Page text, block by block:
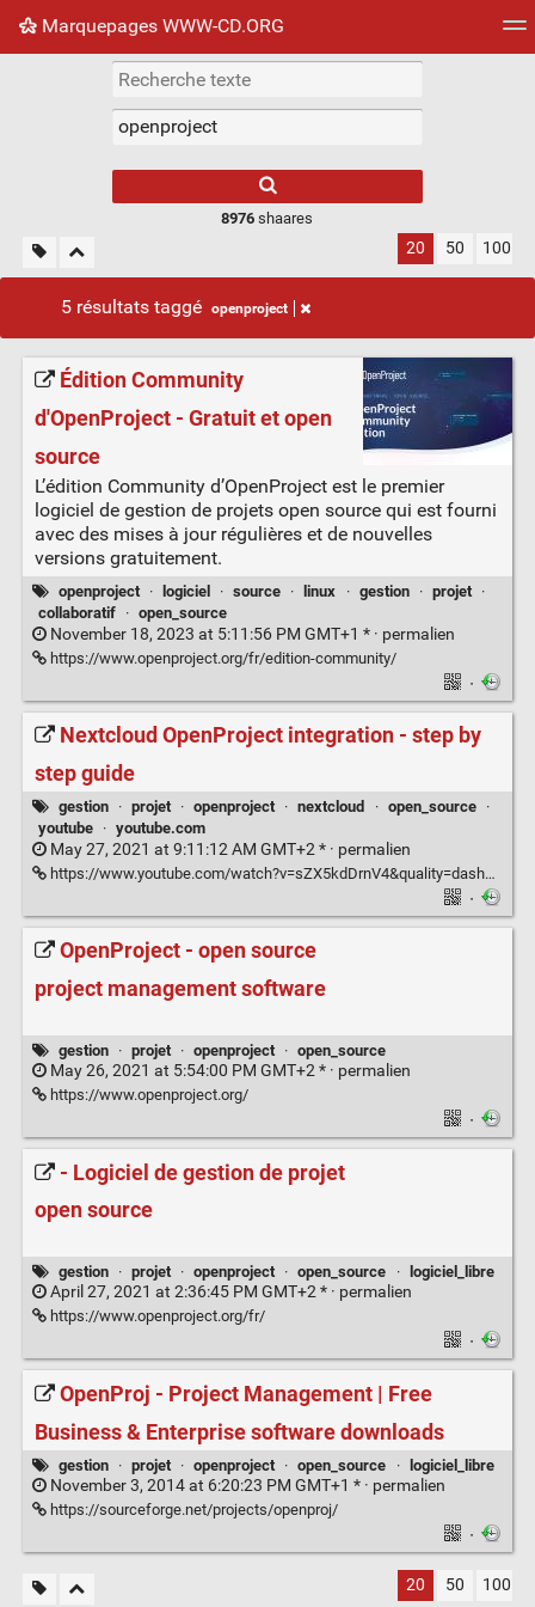
Marquepages WWW-CD.ORG
Nuage de tags Mur d'images
8976 shaares
20 50 100
5 résultats taggé openproject
Édition Community
d'OpenProject - Gratuit et open
source
L’édition Community d’OpenProject est le premier
logiciel de gestion de projets open source qui est fourni
avec des mises à jour régulières et de nouvelles
versions gratuitement.
openproject · logiciel · source · linux · gestion · projet
·
collaboratif
· open_source
November 18, 2023 at 5:11:56 PM GMT+1 * · permalien
https://www.openproject.org/fr/edition-community/
·
Nextcloud OpenProject integration - step by
step guide
gestion · projet · openproject · nextcloud · open_source
·
youtube
· youtube.com
May 27, 2021 at 9:11:12 AM GMT+2 * · permalien
https://www.youtube.com/watch?v=sZX5kdDrnV4&quality=dash&autoplay=0
·
OpenProject - open source
project management software
gestion · projet · openproject · open_source
May 26, 2021 at 5:54:00 PM GMT+2 * · permalien
https://www.openproject.org/
·
- Logiciel de gestion de projet
open source
gestion · projet · openproject · open_source · logiciel_libre
April 27, 2021 at 2:36:45 PM GMT+2 * · permalien
https://www.openproject.org/fr/
·
OpenProj - Project Management | Free
Business & Enterprise software downloads
gestion · projet · openproject · open_source · logiciel_libre
November 3, 2014 at 6:20:23 PM GMT+1 * · permalien
https://sourceforge.net/projects/openproj/
·
20 50 100